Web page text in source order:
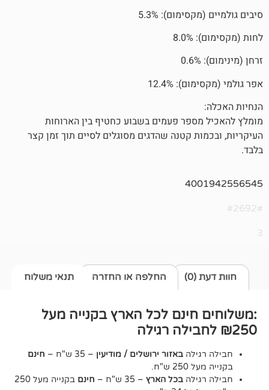
5.3%
12.4%
פעמים בשבוע כחטיף בין הארוחות
קטנה שהדגים מסוגלים לסיים תוך זמן קצר
תנאי משלוח החלפה או החזרה
לכל הארץ בקנייה מעל
באזור ירושלים / מודיעין– 35 ש"ח –
חינם
בכל הארץ– 35 ש"ח – חינם
בקנייה מעל 250